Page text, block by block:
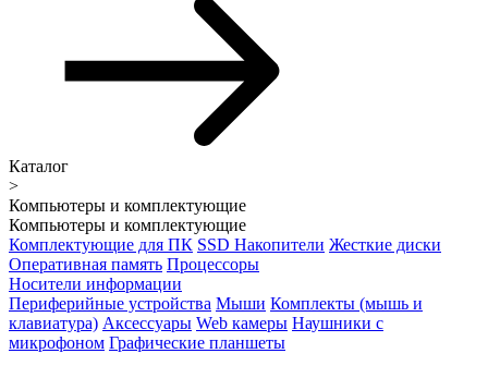
Каталог
>
Компьютеры и комплектующие
Компьютеры и комплектующие
Комплектующие для ПК SSD Накопители Жесткие диски
Оперативная память Процессоры
Носители информации
Периферийные устройства Мыши Комплекты (мышь и
клавиатура) Аксессуары Web камеры Наушники с
микрофоном Графические планшеты